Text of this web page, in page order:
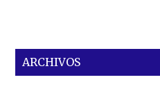
ARCHIVOS